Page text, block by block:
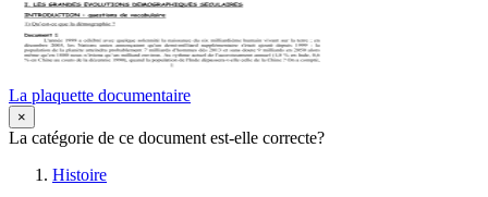
La plaquette documentaire
×
La catégorie de ce document est-elle correcte?
Histoire